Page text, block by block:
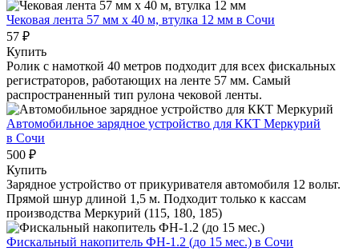
Чековая лента 57 мм x 40 м, втулка 12 мм в Сочи
57 ₽
Купить
Ролик с намоткой 40 метров подходит для всех фискальных
регистраторов, работающих на ленте 57 мм. Самый
распространенный тип рулона чековой ленты.
Автомобильное зарядное устройство для ККТ Меркурий
в Сочи
500 ₽
Купить
Зарядное устройство от прикуривателя автомобиля 12 вольт.
Прямой шнур длиной 1,5 м. Подходит только к кассам
производства Меркурий (115, 180, 185)
Фискальный накопитель ФН-1.2 (до 15 мес.) в Сочи